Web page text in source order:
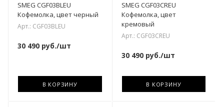
SMEG CGF03BLEU
Кофемолка, цвет черный
Арт.: CGF03BLEU
30 490 руб./шт
В КОРЗИНУ
SMEG CGF03CREU
Кофемолка, цвет
кремовый
Арт.: CGF03CREU
30 490руб./шт
В КОРЗИНУ